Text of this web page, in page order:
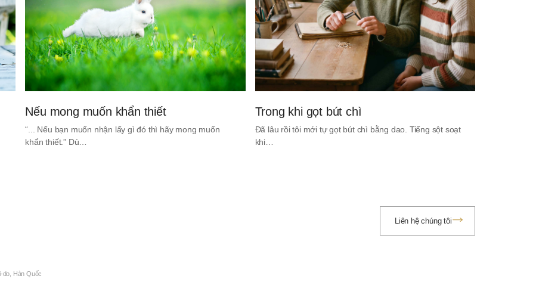
Nếu mong muốn khẩn thiết
“... Nếu bạn muốn nhận lấy gì đó thì hãy mong muốn
khẩn thiết.” Dù…
Trong khi gọt bút chì
Đã lâu rồi tôi mới tự gọt bút chì bằng dao. Tiếng sột soạt
khi…
do, Hàn Quốc
Liên hệ chúng tôi